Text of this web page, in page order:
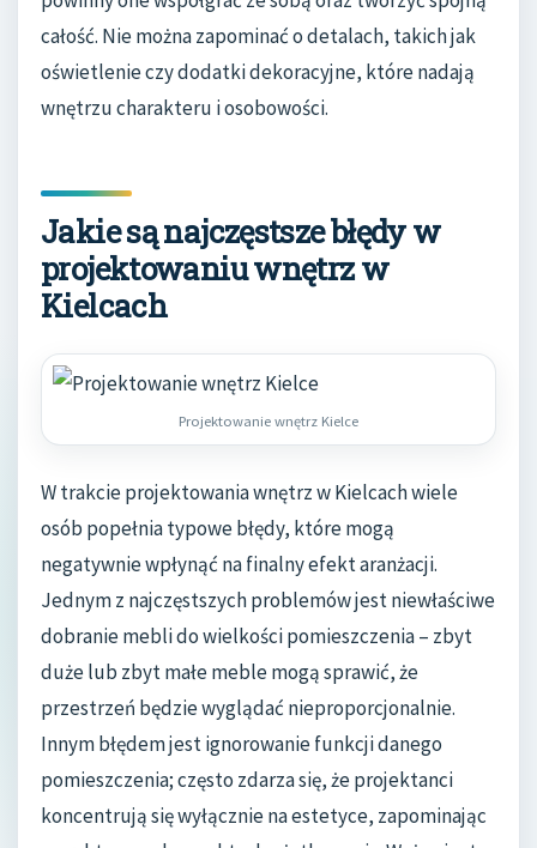
całość. Nie można zapominać o detalach, takich jak
oświetlenie czy dodatki dekoracyjne, które nadają
wnętrzu charakteru i osobowości.
Jakie są najczęstsze błędy w
projektowaniu wnętrz w
Kielcach
Projektowanie wnętrz Kielce
W trakcie projektowania wnętrz w Kielcach wiele
osób popełnia typowe błędy, które mogą
negatywnie wpłynąć na finalny efekt aranżacji.
Jednym z najczęstszych problemów jest niewłaściwe
dobranie mebli do wielkości pomieszczenia – zbyt
duże lub zbyt małe meble mogą sprawić, że
przestrzeń będzie wyglądać nieproporcjonalnie.
Innym błędem jest ignorowanie funkcji danego
pomieszczenia; często zdarza się, że projektanci
koncentrują się wyłącznie na estetyce, zapominając